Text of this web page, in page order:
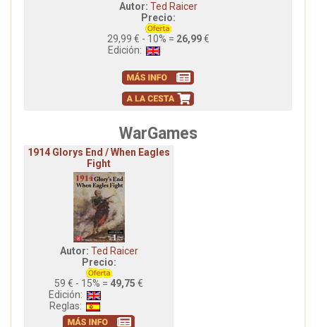
Autor: Ted Raicer
Precio:
29,99 € - 10% = 26,99€
Edición:
WarGames
1914 Glorys End / When Eagles
Fight
Autor: Ted Raicer
Precio:
59 € - 15% = 49,75 €
Edición:
Reglas: